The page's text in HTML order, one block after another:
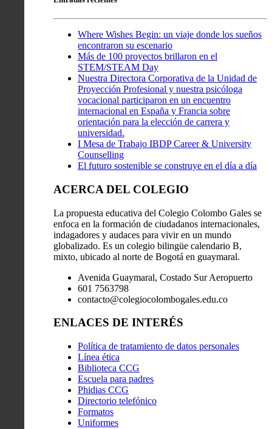
Where Wishes Begin: un viaje donde los sueños
encontraron su escenario
Más de 100 proyectos brillaron en el
STEM/STEAM Day
Nuestra Directora Corporativa de la Unidad de
Proyección Profesional y nuestra psicóloga
vocacional participaron en un encuentro
internacional en España y Francia sobre
orientación para la elección de carrera y
universidad.
I Mesa de Trabajo IBDP Career & University
Counselling
El futuro sostenible se construye en el día a día
ACERCA DEL COLEGIO
La propuesta educativa del Colegio Colombo Gales se
enfoca en la formación de ciudadanos internacionales,
indagadores y audaces para vivir en un mundo
globalizado. Es un colegio bilingüe calendario B,
mixto, ubicado al norte de Bogotá en guaymaral.
Avenida Guaymaral, Costado Sur Aeropuerto
601 7563798
contacto@colegiocolombogales.edu.co
ENLACES DE INTERÉS
Política de tratamiento de datos personales
Línea ética
Biblioteca CCG
Escuela para padres
Phidias CCG
Directorio telefónico
Formatos
Uniformes